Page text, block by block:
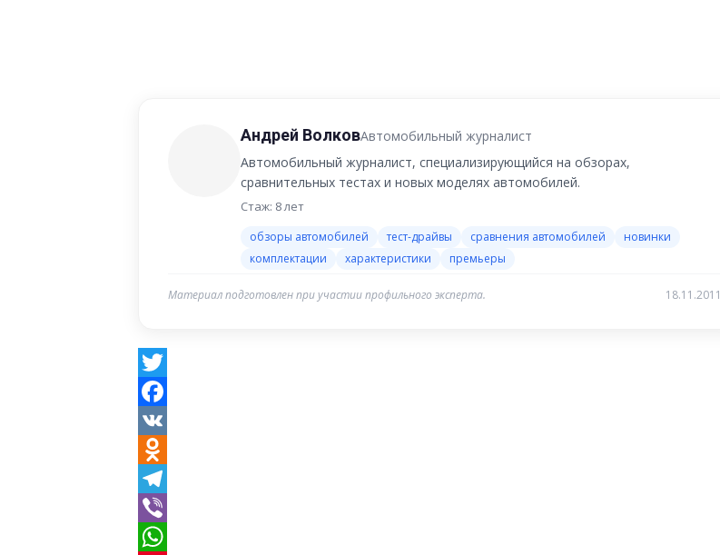
Андрей ВолковАвтомобильный журналист
Автомобильный журналист, специализирующийся на обзорах,
сравнительных тестах и новых моделях автомобилей.
Стаж: 8 лет
обзоры автомобилей тест-драйвы сравнения автомобилей
новинки
комплектации
характеристики премьеры
Материал подготовлен при участии профильного эксперта. 18.11.2011
Twitter
Facebook
VK
Odnoklassniki
Telegram
Viber